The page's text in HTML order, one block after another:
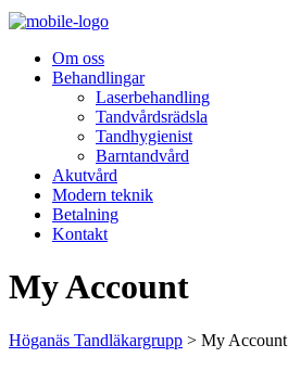
Om oss
Behandlingar
Laserbehandling
Tandvårdsrädsla
Tandhygienist
Barntandvård
Akutvård
Modern teknik
Betalning
Kontakt
My Account
Höganäs Tandläkargrupp > My Account